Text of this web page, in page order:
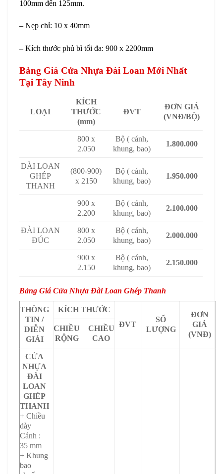
100mm đến 125mm.
– Nẹp chỉ: 10 x 40mm
– Kích thước phủ bì tối đa: 900 x 2200mm
Bảng Giá Cửa Nhựa Đài Loan Mới Nhất
Tại Tây Ninh
LOẠI
KÍCH
THƯỚC
(mm)
ĐVT
ĐƠN GIÁ
(VNĐ/BỘ)
800 x
2.050
Bộ ( cánh,
khung, bao)
1.800.000
ĐÀI LOAN
GHÉP
THANH
(800-900)
x 2150
Bộ ( cánh,
khung, bao)
1.950.000
900 x
2.200
Bộ ( cánh,
khung, bao)
2.100.000
ĐÀI LOAN
ĐÚC
800 x
2.050
Bộ ( cánh,
khung, bao)
2.000.000
900 x
2.150
Bộ ( cánh,
khung, bao)
2.150.000
Bảng Giá Cửa Nhựa Đài Loan Ghép Thanh
THÔNG
TIN /
DIỄN
GIẢI
KÍCH THƯỚC
ĐVT
SỐ
LƯỢNG
ĐƠN
GIÁ
(VNĐ)
CHIỀU
RỘNG
CHIỀU
CAO
CỬA
NHỰA
ĐÀI
LOAN
GHÉP
THANH
+ Chiều
dày
Cánh :
35 mm
+ Khung
bao